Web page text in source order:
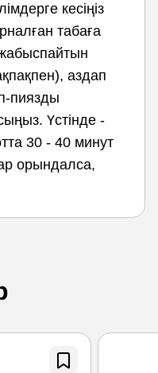
кесіңіз
табаға
аздап
пиязды
Үстінде -
30 - 40 минут
орындалса,